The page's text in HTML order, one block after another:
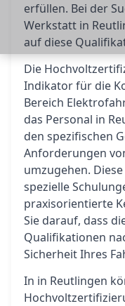
erfüllen. Bei der
Werkstatt in
auf diese
Die
Indikator für die
Bereich
das Personal in
den spezifischen
Anforderungen
umzugehen.
spezielle
praxisorientierte
Sie darauf, dass
Qualifikationen
Sicherheit Ihres
In in Reutlingen